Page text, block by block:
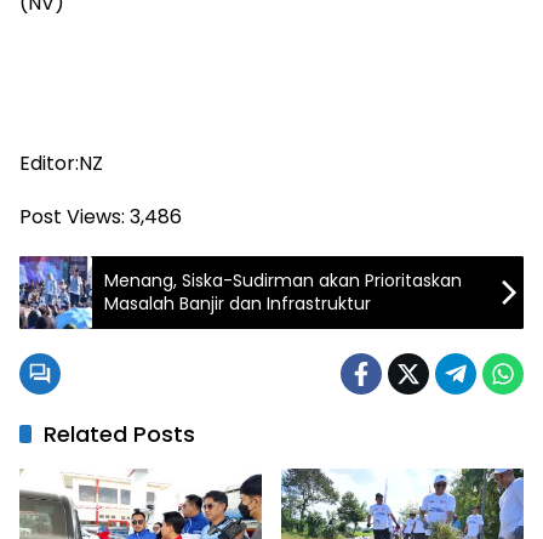
Editor:NZ
Post Views: 3,486
Menang, Siska-Sudirman akan Prioritaskan
Masalah Banjir dan Infrastruktur
Related Posts